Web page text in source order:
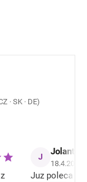
· SK · DE)
J Jolanta
18.4.2026
Juz poleca